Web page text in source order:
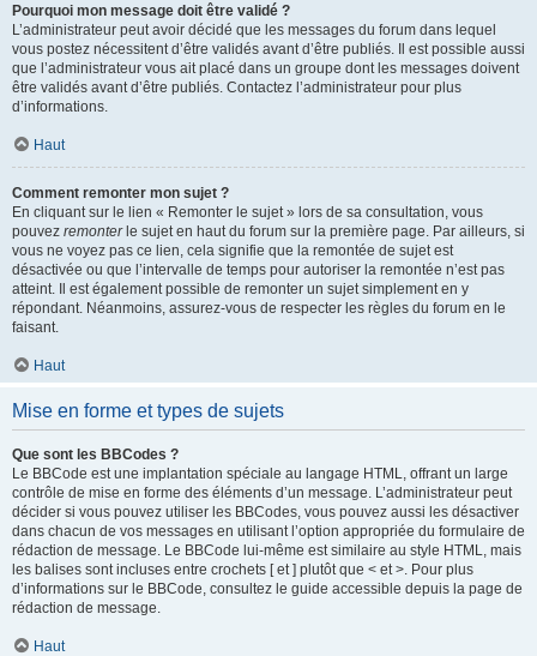
Pourquoi mon message doit être validé ?
L’administrateur peut avoir décidé que les messages du forum dans lequel
vous postez nécessitent d’être validés avant d’être publiés. Il est possible aussi
que l’administrateur vous ait placé dans un groupe dont les messages doivent
être validés avant d’être publiés. Contactez l’administrateur pour plus
d’informations.
Haut
Comment remonter mon sujet ?
En cliquant sur le lien « Remonter le sujet » lors de sa consultation, vous
pouvez remonterle sujet en haut du forum sur la première page. Par ailleurs, si
vous ne voyez pas ce lien, cela signifie que la remontée de sujet est
désactivée ou que l’intervalle de temps pour autoriser la remontée n’est pas
atteint. Il est également possible de remonter un sujet simplement en y
répondant. Néanmoins, assurez-vous de respecter les règles du forum en le
faisant.
Haut
Mise en forme et types de sujets
Que sont les BBCodes ?
Le BBCode est une implantation spéciale au langage HTML, offrant un large
contrôle de mise en forme des éléments d’un message. L’administrateur peut
décider si vous pouvez utiliser les BBCodes, vous pouvez aussi les désactiver
dans chacun de vos messages en utilisant l’option appropriée du formulaire de
rédaction de message. Le BBCode lui-même est similaire au style HTML, mais
les balises sont incluses entre crochets [ et ] plutôt que < et >. Pour plus
d’informations sur le BBCode, consultez le guide accessible depuis la page de
rédaction de message.
Haut